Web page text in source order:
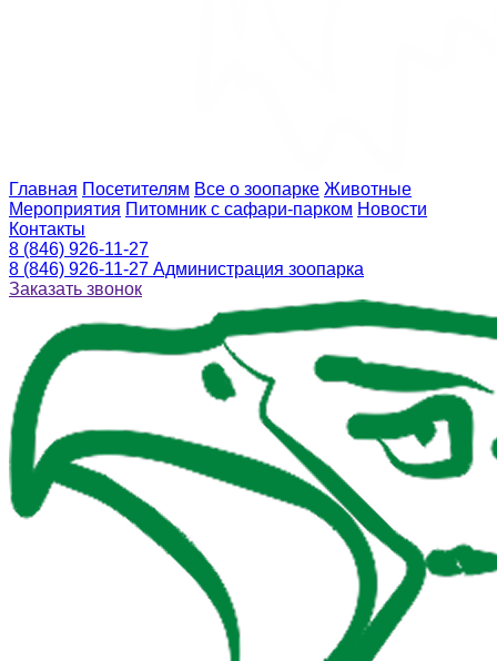
Главная Посетителям Все о зоопарке Животные
Мероприятия Питомник с сафари-парком Новости
Контакты
8 (846) 926-11-27
8 (846) 926-11-27 Администрация зоопарка
Заказать звонок